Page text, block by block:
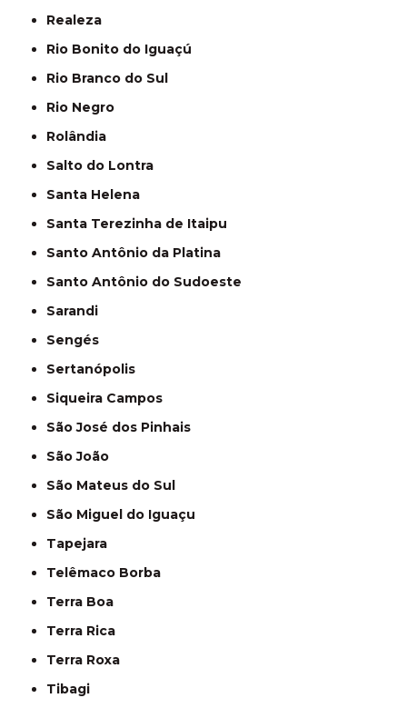
Realeza
Rio Bonito do Iguaçú
Rio Branco do Sul
Rio Negro
Rolândia
Salto do Lontra
Santa Helena
Santa Terezinha de Itaipu
Santo Antônio da Platina
Santo Antônio do Sudoeste
Sarandi
Sengés
Sertanópolis
Siqueira Campos
São José dos Pinhais
São João
São Mateus do Sul
São Miguel do Iguaçu
Tapejara
Telêmaco Borba
Terra Boa
Terra Rica
Terra Roxa
Tibagi